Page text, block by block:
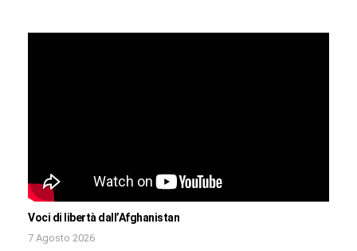
Voci di libertà dall’Afghanistan
7 Agosto 2026